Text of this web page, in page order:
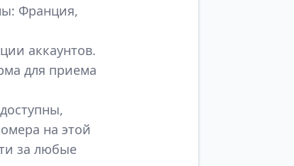
Франция,
аккаунтов.
для приема
на этой
за любые